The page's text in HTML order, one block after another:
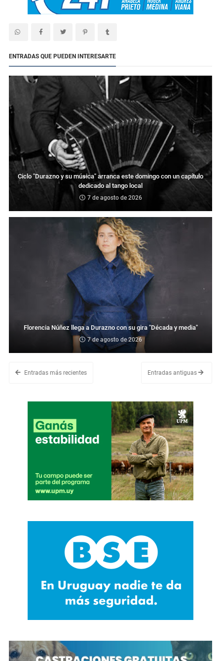
ENTRADAS QUE PUEDEN INTERESARTE
Ciclo "Durazno y su música" arranca este domingo con un capítulo
dedicado al tango local
7 de agosto de 2026
Florencia Núñez llega a Durazno con su gira "Década y media"
7 de agosto de 2026
Entradas más recientes Entradas antiguas